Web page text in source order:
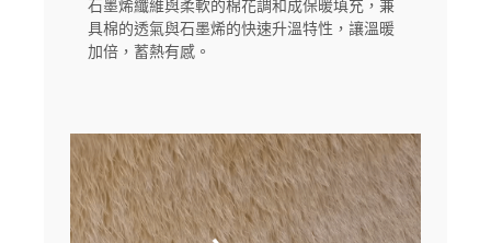
石墨烯纖維與柔軟的棉花調和成保暖填充，兼
具棉的透氣與石墨烯的快速升溫特性，讓溫暖
加倍，蓄熱有感。